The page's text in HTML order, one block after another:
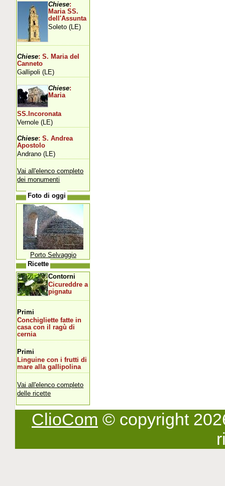
Chiese:
Maria SS.
dell'Assunta
Soleto (LE)
Chiese: S. Maria del
Canneto
Gallipoli (LE)
Chiese:
Maria
SS.Incoronata
Vernole (LE)
Chiese: S. Andrea
Apostolo
Andrano (LE)
Vai all'elenco completo
dei monumenti
Foto di oggi
Porto Selvaggio
Ricette
Contorni
Cicureddre a
pignatu
Primi
Conchigliette fatte in
casa con il ragù di
cernia
Primi
Linguine con i frutti di
mare alla gallipolina
Vai all'elenco completo
delle ricette
ClioCom © copyright